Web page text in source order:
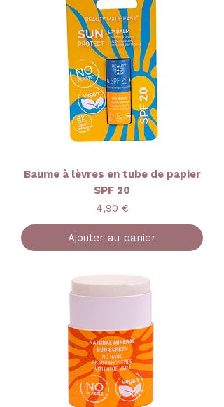
Baume à lèvres en tube de papier
SPF 20
Prix
4,90 €
Ajouter au panier